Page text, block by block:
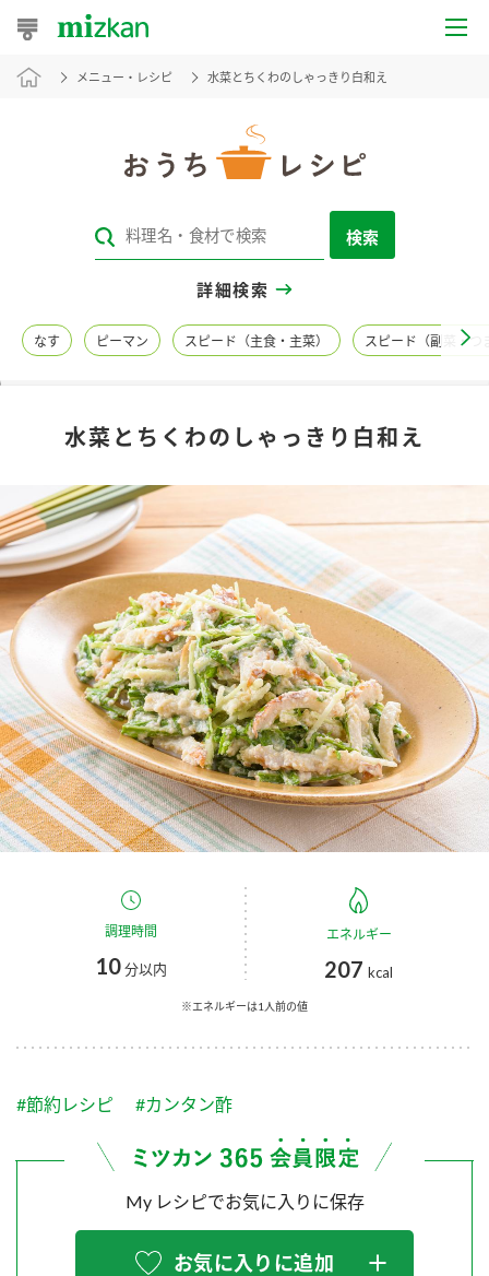
おうちレシピ
レシピカテゴリ一覧
レシピ名特集
商品情報
商品カテゴリ
酢 調味酢
お酢ドリンク ぽん酢
みりん風・料理酒 鍋用調味料
つゆ たれ
スープ 中華
ふりかけ
炊き込みご飯の素 米飯用調味液
新商品一覧
キャンペーン情報
ブランド・スペシャルサイト
ブランド・スペシャルサイト トップ
商品ブランドサイト
Fibee（ファイビー）
くらしプラ酢
お酢ドリンク
つゆ
PIN印
企業情報
国内事業概要
企業理念
ミツカンの歴史
ミツカンを知る
環境への取り組み
ZENB initiative
MIM（ミツカンミュージアム）
販売終了製品のご案内
メニュー・レシピ 水菜とちくわのしゃっきり白和え
検索
詳細検索
なす ピーマン スピード（主食・主菜） スピード（副菜・つ
水菜とちくわのしゃっきり白和え
調理時間
10分以内
エネルギー
207 kcal
※エネルギーは1人前の値
#節約レシピ #カンタン酢
My レシピでお気に入りに保存
お気に入りに追加